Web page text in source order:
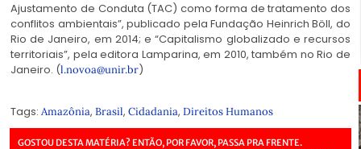
Ajustamento de Conduta (TAC) como forma de tratamento dos
conflitos ambientais”, publicado pela Fundação Heinrich Böll, do
Rio de Janeiro, em 2014; e “Capitalismo globalizado e recursos
territoriais”, pela editora Lamparina, em 2010, também no Rio de
Janeiro. (l.novoa@unir.br)
Tags: Amazônia, Brasil, Cidadania, Direitos Humanos
GOSTOU DESTA MATÉRIA? ENTÃO, POR FAVOR, PASSA PRA FRENTE.